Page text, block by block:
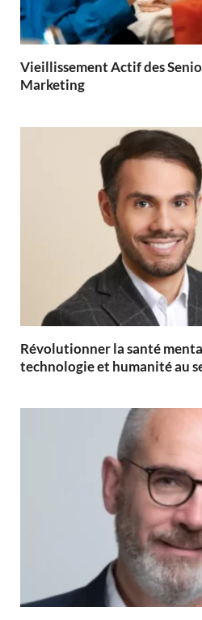
Vieillissement Actif des
Marketing
Révolutionner la santé
technologie et humanité au